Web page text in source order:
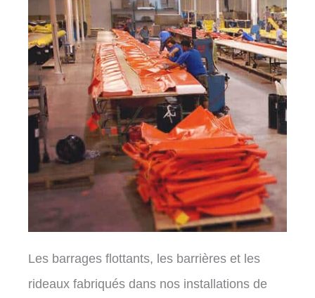
Les barrages flottants, les barrières et les
rideaux fabriqués dans nos installations de